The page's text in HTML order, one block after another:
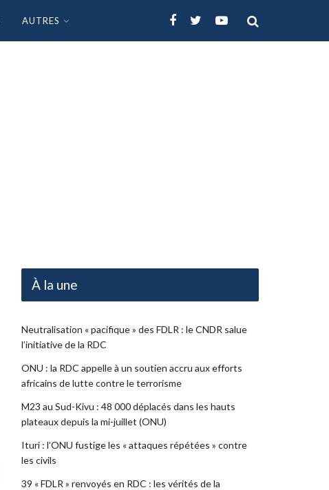
AUTRES
À la une
Neutralisation « pacifique » des FDLR : le CNDR salue
l’initiative de la RDC
ONU : la RDC appelle à un soutien accru aux efforts
africains de lutte contre le terrorisme
M23 au Sud-Kivu : 48 000 déplacés dans les hauts
plateaux depuis la mi-juillet (ONU)
Ituri : l’ONU fustige les « attaques répétées » contre
les civils
39 « FDLR » renvoyés en RDC : les vérités de la